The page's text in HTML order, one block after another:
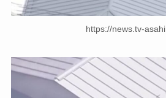
https://news.tv-